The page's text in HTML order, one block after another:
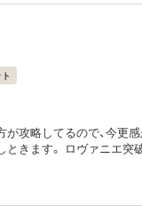
が攻略してるので、今更
ときます。 ロヴァニエ突